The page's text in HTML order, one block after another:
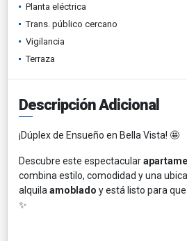
Planta eléctrica
Trans. público cercano
Vigilancia
Terraza
Descripción Adicional
¡Dúplex de Ensueño en Bella Vista! 🤩
Descubre este espectacular
combina estilo, comodidad y una
alquila amoblado y está listo para
✨